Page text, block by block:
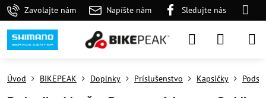
Zavolajte nám Napíšte nám Sledujte nás
Úvod BIKEPEAK Doplnky Príslušenstvo Kapsičky